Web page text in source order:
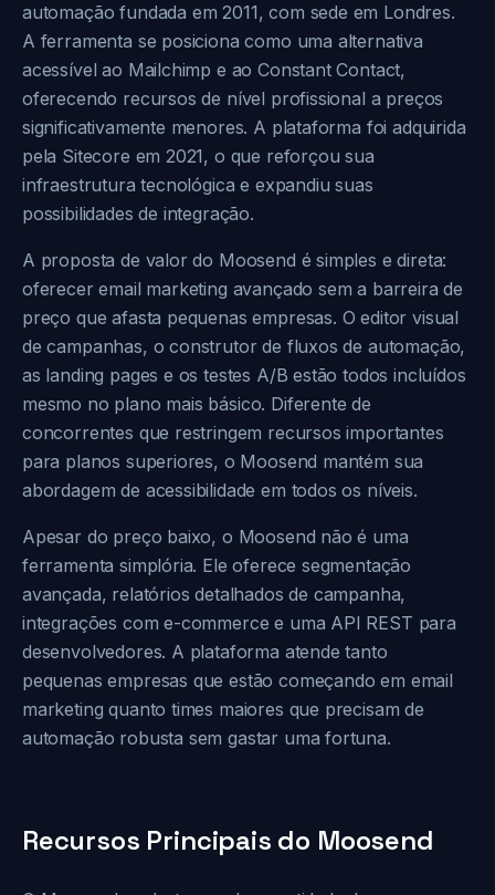
automação fundada em 2011, com sede em Londres.
A ferramenta se posiciona como uma alternativa
acessível ao Mailchimp e ao Constant Contact,
oferecendo recursos de nível profissional a preços
significativamente menores. A plataforma foi adquirida
pela Sitecore em 2021, o que reforçou sua
infraestrutura tecnológica e expandiu suas
possibilidades de integração.
A proposta de valor do Moosend é simples e direta:
oferecer email marketing avançado sem a barreira de
preço que afasta pequenas empresas. O editor visual
de campanhas, o construtor de fluxos de automação,
as landing pages e os testes A/B estão todos incluídos
mesmo no plano mais básico. Diferente de
concorrentes que restringem recursos importantes
para planos superiores, o Moosend mantém sua
abordagem de acessibilidade em todos os níveis.
Apesar do preço baixo, o Moosend não é uma
ferramenta simplória. Ele oferece segmentação
avançada, relatórios detalhados de campanha,
integrações com e-commerce e uma API REST para
desenvolvedores. A plataforma atende tanto
pequenas empresas que estão começando em email
marketing quanto times maiores que precisam de
automação robusta sem gastar uma fortuna.
Recursos Principais do Moosend